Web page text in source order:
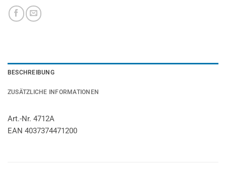
BESCHREIBUNG
ZUSÄTZLICHE INFORMATIONEN
Art.-Nr. 4712A
EAN 4037374471200